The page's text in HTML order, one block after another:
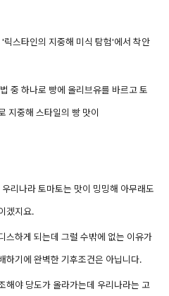
릭스타인의 지중해 미식 탐험'에서 착안
중 하나로 빵에 올리브유를 바르고 토
지중해 스타일의 빵 맛이
리나라 토마토는 맛이 밍밍해 아무래도
겠지요.
스하게 되는데 그럴 수밖에 없는 이유가
하기에 완벽한 기후조건은 아닙니다.
해야 당도가 올라가는데 우리나라는 고